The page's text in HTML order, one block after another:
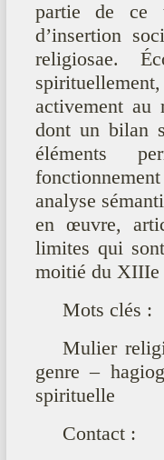
partie de ce
d’insertion
religiosae.
activement au
dont un bilan
éléments
analyse
en œuvre,
limites qui
moitié du XIIIe
Mots clés :
Mulier
genre –
spirituelle
Contact :